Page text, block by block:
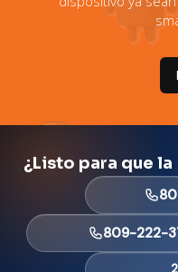
¿Listo para que la
809-222-